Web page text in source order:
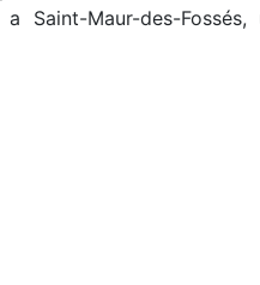
Saint-Maur-des-